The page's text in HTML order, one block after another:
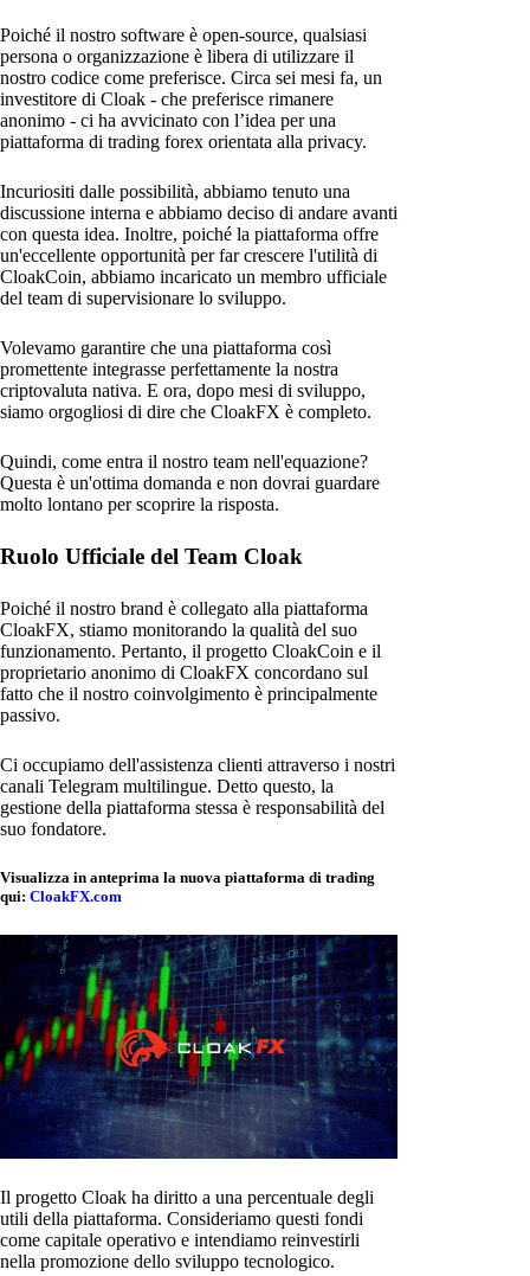
Poiché il nostro software è open-source, qualsiasi
persona o organizzazione è libera di utilizzare il
nostro codice come preferisce. Circa sei mesi fa, un
investitore di Cloak - che preferisce rimanere
anonimo - ci ha avvicinato con l’idea per una
piattaforma di trading forex orientata alla privacy.
Incuriositi dalle possibilità, abbiamo tenuto una
discussione interna e abbiamo deciso di andare avanti
con questa idea. Inoltre, poiché la piattaforma offre
un'eccellente opportunità per far crescere l'utilità di
CloakCoin, abbiamo incaricato un membro ufficiale
del team di supervisionare lo sviluppo.
Volevamo garantire che una piattaforma così
promettente integrasse perfettamente la nostra
criptovaluta nativa. E ora, dopo mesi di sviluppo,
siamo orgogliosi di dire che CloakFX è completo.
Quindi, come entra il nostro team nell'equazione?
Questa è un'ottima domanda e non dovrai guardare
molto lontano per scoprire la risposta.
Ruolo Ufficiale del Team Cloak
Poiché il nostro brand è collegato alla piattaforma
CloakFX, stiamo monitorando la qualità del suo
funzionamento. Pertanto, il progetto CloakCoin e il
proprietario anonimo di CloakFX concordano sul
fatto che il nostro coinvolgimento è principalmente
passivo.
Ci occupiamo dell'assistenza clienti attraverso i nostri
canali Telegram multilingue. Detto questo, la
gestione della piattaforma stessa è responsabilità del
suo fondatore.
Visualizza in anteprima la nuova piattaforma di trading
qui: CloakFX.com
Il progetto Cloak ha diritto a una percentuale degli
utili della piattaforma. Consideriamo questi fondi
come capitale operativo e intendiamo reinvestirli
nella promozione dello sviluppo tecnologico.